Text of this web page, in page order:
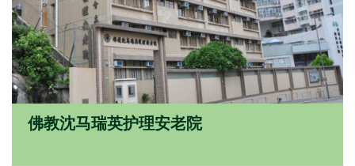
佛教沈马瑞英护理安老院